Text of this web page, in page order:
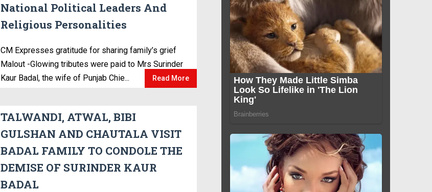
National Political Leaders And
Religious Personalities
CM Expresses gratitude for sharing family’s grief
Malout -Glowing tributes were paid to Mrs Surinder
Kaur Badal, the wife of Punjab Chie...
Read More
TALWANDI, ATWAL, BIBI
GULSHAN AND CHAUTALA VISIT
BADAL FAMILY TO CONDOLE THE
DEMISE OF SURINDER KAUR
BADAL